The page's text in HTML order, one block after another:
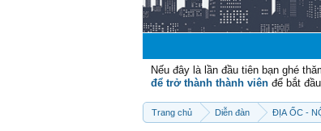
Nếu đây là lần đầu tiên bạn ghé
để trở thành thành viên để bắt
Trang chủ Diễn đàn ĐỊA ỐC -